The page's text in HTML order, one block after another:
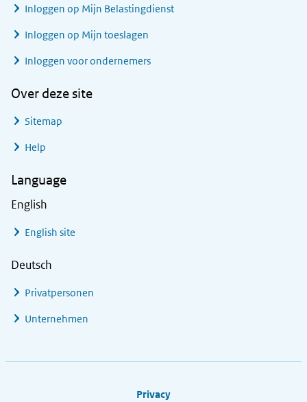
Inloggen op Mijn Belastingdienst
Inloggen op Mijn toeslagen
Inloggen voor ondernemers
Over deze site
Sitemap
Help
Language
English
English site
Deutsch
Privatpersonen
Unternehmen
Privacy